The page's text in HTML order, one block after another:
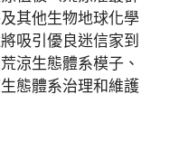
其他生物地球化學
吸引優良迷信家到
涼生態體系模子、
態體系治理和維護